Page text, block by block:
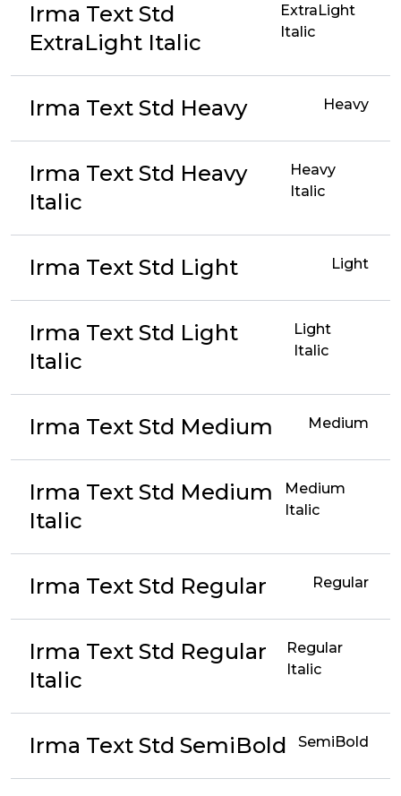
Irma Text Std
ExtraLight Italic
ExtraLight
Italic
Irma Text Std Heavy Heavy
Irma Text Std Heavy
Italic
Heavy
Italic
Irma Text Std Light Light
Irma Text Std Light
Italic
Light
Italic
Irma Text Std Medium Medium
Irma Text Std Medium
Italic
Medium
Italic
Irma Text Std Regular Regular
Irma Text Std Regular
Italic
Regular
Italic
Irma Text Std SemiBold SemiBold